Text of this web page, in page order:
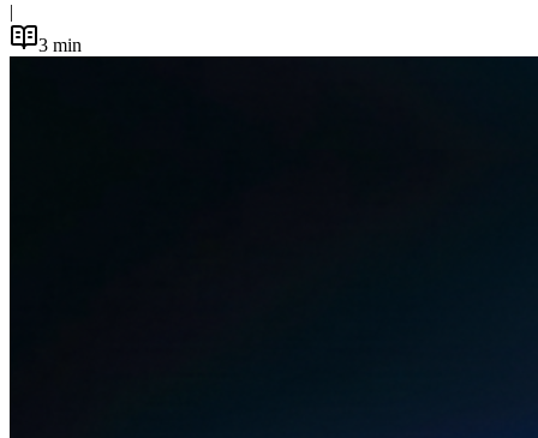
|
3 min